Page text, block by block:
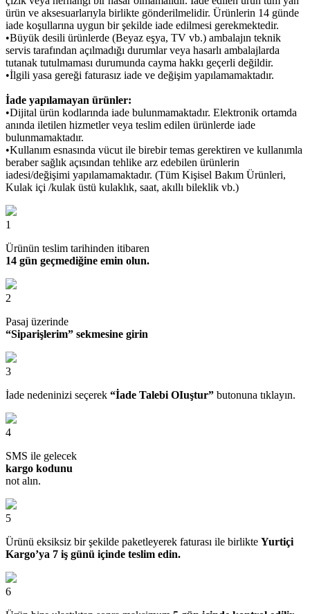
ürün ve aksesuarlarıyla birlikte gönderilmelidir. Ürünlerin 14 günde
iade koşullarına uygun bir şekilde iade edilmesi gerekmektedir.
•Büyük desili ürünlerde (Beyaz eşya, TV vb.) ambalajın teknik
servis tarafından açılmadığı durumlar veya hasarlı ambalajlarda
tutanak tutulmaması durumunda cayma hakkı geçerli değildir.
•İlgili yasa gereği faturasız iade ve değişim yapılamamaktadır.
İade yapılamayan ürünler:
•Dijital ürün kodlarında iade bulunmamaktadır. Elektronik ortamda
anında iletilen hizmetler veya teslim edilen ürünlerde iade
bulunmamaktadır.
•Kullanım esnasında vücut ile birebir temas gerektiren ve kullanımla
beraber sağlık açısından tehlike arz edebilen ürünlerin
iadesi/değişimi yapılamamaktadır. (Tüm Kişisel Bakım Ürünleri,
Kulak içi /kulak üstü kulaklık, saat, akıllı bileklik vb.)
1
Ürünün teslim tarihinden itibaren
14 gün geçmediğine emin olun.
2
Pasaj üzerinde
“Siparişlerim” sekmesine girin
3
İade nedeninizi seçerek “İade Talebi OIuştur” butonuna tıklayın.
4
SMS ile gelecek
kargo kodunu
not alın.
5
Ürünü eksiksiz bir şekilde paketleyerek faturası ile birlikte Yurtiçi
Kargo’ya 7 iş günü içinde teslim edin.
6